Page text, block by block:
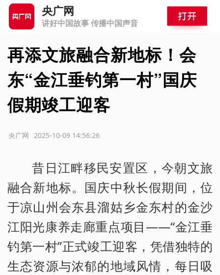
央广网
讲好中国故事 传播中国声音
再添文旅融合新地标！会
东“金江垂钓第一村”国庆
假期竣工迎客
2025-10-09 14:56:26
央广网
昔日江畔移民安置区，今朝文旅
融合新地标。国庆中秋长假期间，位
于凉山州会东县溜姑乡金东村的金沙
江阳光康养走廊重点项目——“金江垂
钓第一村”正式竣工迎客，凭借独特的
生态资源与浓郁的地域风情，每日吸